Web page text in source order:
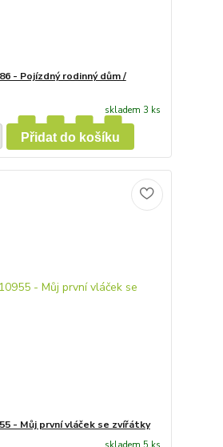
- Pojízdný rodinný dům /
skladem 3 ks
Přidat do košíku
- Můj první vláček se zvířátky